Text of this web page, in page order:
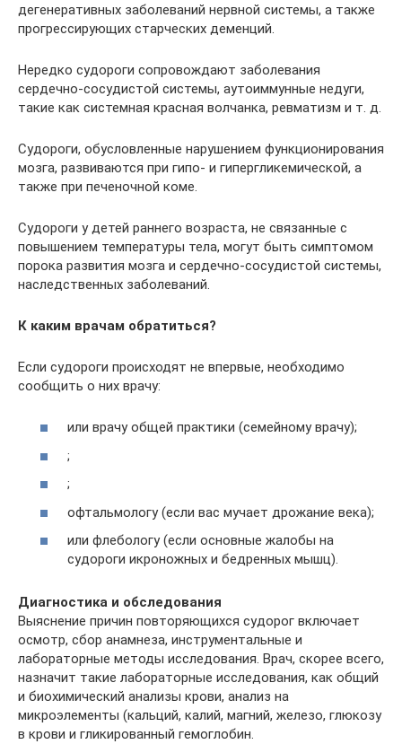
дегенеративных заболеваний нервной системы, а также
прогрессирующих старческих деменций.
Нередко судороги сопровождают заболевания
сердечно-сосудистой системы, аутоиммунные недуги,
такие как системная красная волчанка, ревматизм и т. д.
Судороги, обусловленные нарушением функционирования
мозга, развиваются при гипо- и гипергликемической, а
также при печеночной коме.
Судороги у детей раннего возраста, не связанные с
повышением температуры тела, могут быть симптомом
порока развития мозга и сердечно-сосудистой системы,
наследственных заболеваний.
К каким врачам обратиться?
Если судороги происходят не впервые, необходимо
сообщить о них врачу:
или врачу общей практики (семейному врачу);
;
;
офтальмологу (если вас мучает дрожание века);
или флебологу (если основные жалобы на
судороги икроножных и бедренных мышц).
Диагностика и обследования
Выяснение причин повторяющихся судорог включает
осмотр, сбор анамнеза, инструментальные и
лабораторные методы исследования. Врач, скорее всего,
назначит такие лабораторные исследования, как общий
и биохимический анализы крови, анализ на
микроэлементы (кальций, калий, магний, железо, глюкозу
в крови и гликированный гемоглобин.